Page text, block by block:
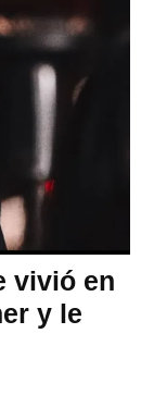
vivió en
y le